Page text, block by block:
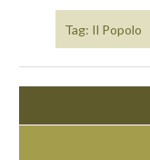
Tag: Il Popolo